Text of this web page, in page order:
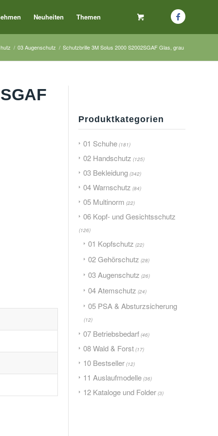
Neuheiten Themen
/ 03 Augenschutz / Schutzbrille 3M Solus 2000 S2002SGAF Glas, grau
Produktkategorien
01 Schuhe (181)
02 Handschutz (125)
03 Bekleidung (342)
04 Warnschutz (84)
05 Multinorm (22)
06 Kopf- und Gesichtsschutz
(126)
01 Kopfschutz (22)
02 Gehörschutz (28)
03 Augenschutz (26)
04 Atemschutz (24)
05 PSA & Absturzsicherung
(12)
07 Betriebsbedarf (46)
08 Wald & Forst (17)
10 Bestseller (12)
11 Auslaufmodelle (36)
12 Kataloge und Folder (3)